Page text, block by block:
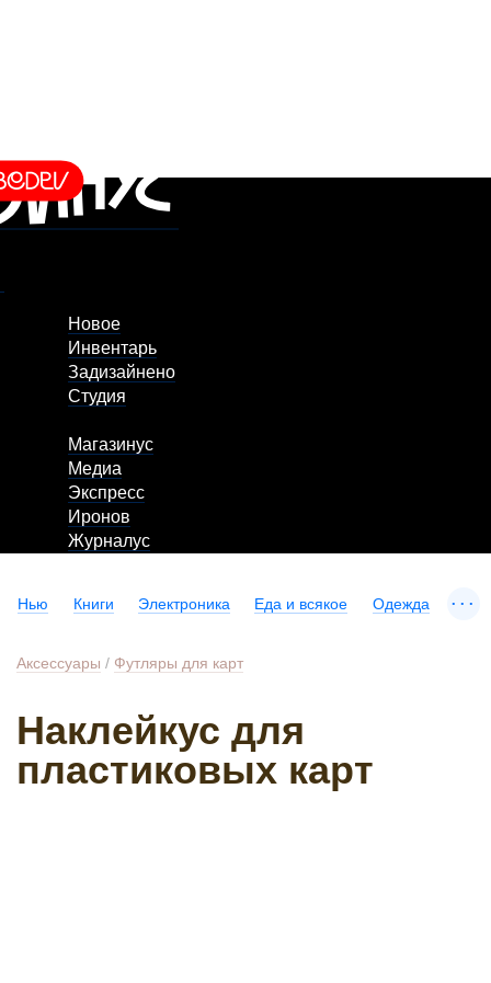
Новое
Инвентарь
Задизайнено
Студия
Магазинус
Медиа
Экспресс
Иронов
Журналус
Нью Книги Электроника Еда и всякое Одежда ...
Аксессуары / Футляры для карт
Наклейкус для
пластиковых карт